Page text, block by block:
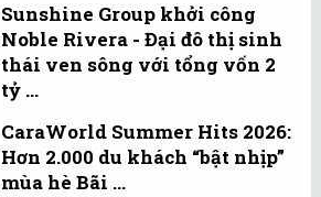
Sunshine Group khởi công
Noble Rivera - Đại đô thị sinh
thái ven sông với tổng vốn 2
tỷ ...
CaraWorld Summer Hits 2026:
Hơn 2.000 du khách “bật nhịp”
mùa hè Bãi ...